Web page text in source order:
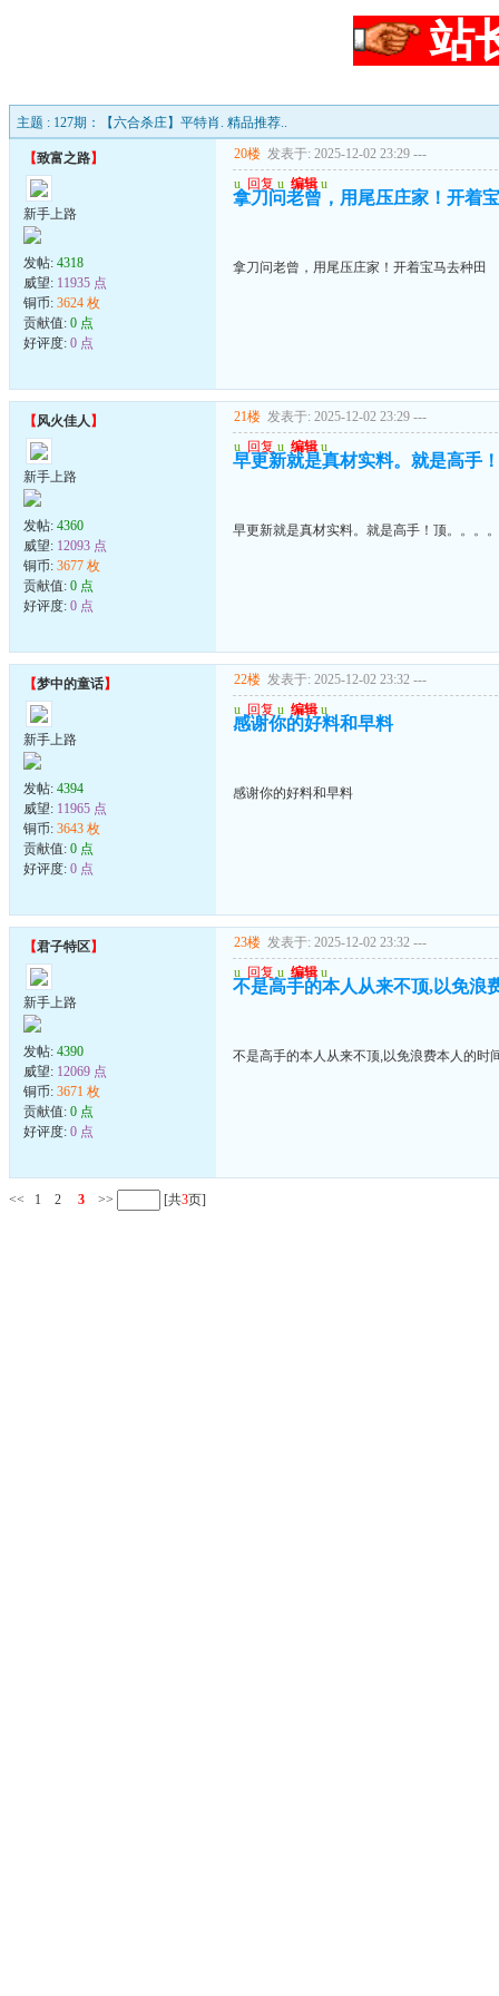
站
主题 : 127期：【六合杀庄】平特肖. 精品推荐..
【致富之路】
新手上路
发帖: 4318
威望: 11935 点
铜币: 3624 枚
贡献值: 0 点
好评度: 0 点
20楼 发表于: 2025-12-02 23:29 ---
u 回复 u 编辑 u
拿刀问老曾，用尾压庄家！开着
拿刀问老曾，用尾压庄家！开着宝马去种田
【风火佳人 】
新手上路
发帖: 4360
威望: 12093 点
铜币: 3677 枚
贡献值: 0 点
好评度: 0 点
21楼 发表于: 2025-12-02 23:29 ---
u 回复 u 编辑 u
早更新就是真材实料。就是高手
早更新就是真材实料。就是高手！顶。。。
【梦中的童话】
新手上路
发帖: 4394
威望: 11965 点
铜币: 3643 枚
贡献值: 0 点
好评度: 0 点
22楼 发表于: 2025-12-02 23:32 ---
u 回复 u 编辑 u
感谢你的好料和早料
感谢你的好料和早料
【君子特区】
新手上路
发帖: 4390
威望: 12069 点
铜币: 3671 枚
贡献值: 0 点
好评度: 0 点
23楼 发表于: 2025-12-02 23:32 ---
u 回复 u 编辑 u
不是高手的本人从来不顶,以免浪
不是高手的本人从来不顶,以免浪费本人的时
<< 1 2 3 >> [共3页]